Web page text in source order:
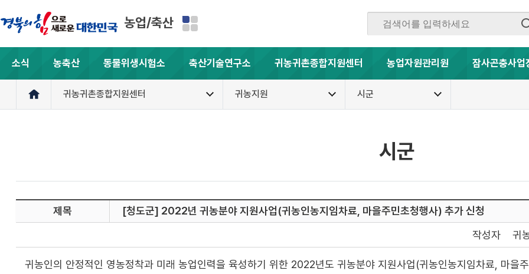
농업/축산
소식 농축산 동물위생시험소 축산기술연구소 귀농귀촌종합지원센터 농업자원관리원 잠사곤충사업
귀농귀촌종합지원센터 귀농지원 시군
시군
제목
[청도군] 2022년 귀농분야 지원사업(귀농인농지임차료, 마을주민초청행사) 추가 신청
작성자 귀
귀농인의 안정적인 영농정착과 미래 농업인력을 육성하기 위한 2022년도 귀농분야 지원사업(귀농인농지임차료, 마을